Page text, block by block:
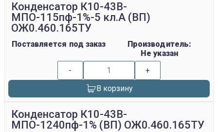
Конденсатор К10-43В-
МПО-115пф-1%-5 кл.А (ВП)
ОЖ0.460.165ТУ
Поставляется под заказ
Производитель:
Не указан
-
+
В корзину
Конденсатор К10-43В-
МПО-1240пф-1% (ВП) ОЖ0.460.165ТУ